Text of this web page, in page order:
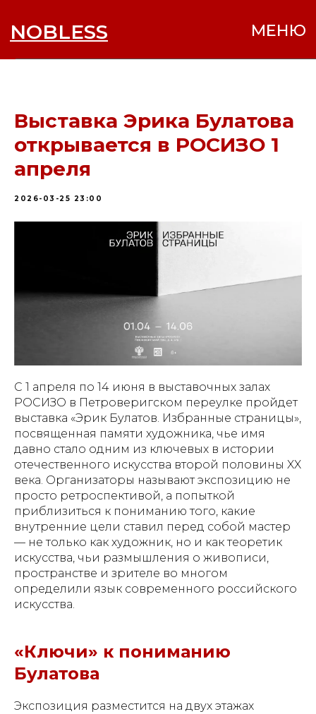
NOBLESS
Выставка Эрика Булатова
открывается в РОСИЗО 1
апреля
2026-03-25 23:00
С 1 апреля по 14 июня в выставочных залах
РОСИЗО в Петроверигском переулке пройдет
выставка «Эрик Булатов. Избранные страницы»,
посвященная памяти художника, чье имя
давно стало одним из ключевых в истории
отечественного искусства второй половины XX
века. Организаторы называют экспозицию не
просто ретроспективой, а попыткой
приблизиться к пониманию того, какие
внутренние цели ставил перед собой мастер
— не только как художник, но и как теоретик
искусства, чьи размышления о живописи,
пространстве и зрителе во многом
определили язык современного российского
искусства.
«Ключи» к пониманию
Булатова
Экспозиция разместится на двух этажах